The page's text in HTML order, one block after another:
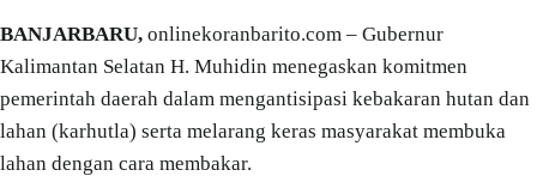
BANJARBARU, onlinekoranbarito.com – Gubernur
Kalimantan Selatan H. Muhidin menegaskan komitmen
pemerintah daerah dalam mengantisipasi kebakaran hutan dan
lahan (karhutla) serta melarang keras masyarakat membuka
lahan dengan cara membakar.